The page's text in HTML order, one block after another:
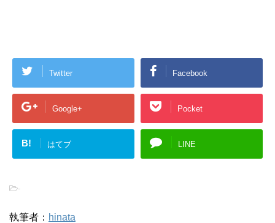
Twitter Facebook
Google+ Pocket
B! はてブ LINE
-
執筆者： hinata